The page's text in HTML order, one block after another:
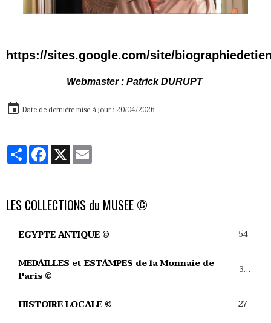
https://sites.google.com/site/
Webmaster : Patrick DURUPT
Date de dernière mise à jour : 20/04/2026
PartagerFacebook
X
LES COLLECTIONS du MUSEE ©
EGYPTE ANTIQUE © 54
MEDAILLES et ESTAMPES de la Monnaie de
Paris ©
39
HISTOIRE LOCALE © 27